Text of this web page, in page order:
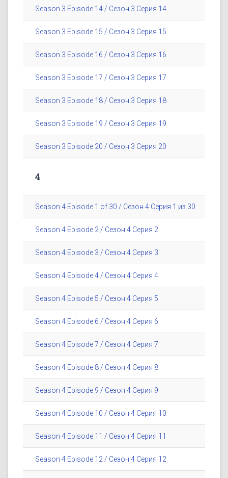
Season 3 Episode 14 / Сезон 3 Серия 14
Season 3 Episode 15 / Сезон 3 Серия 15
Season 3 Episode 16 / Сезон 3 Серия 16
Season 3 Episode 17 / Сезон 3 Серия 17
Season 3 Episode 18 / Сезон 3 Серия 18
Season 3 Episode 19 / Сезон 3 Серия 19
Season 3 Episode 20 / Сезон 3 Серия 20
4
Season 4 Episode 1 of 30 / Сезон 4 Серия 1 из 30
Season 4 Episode 2 / Сезон 4 Серия 2
Season 4 Episode 3 / Сезон 4 Серия 3
Season 4 Episode 4 / Сезон 4 Серия 4
Season 4 Episode 5 / Сезон 4 Серия 5
Season 4 Episode 6 / Сезон 4 Серия 6
Season 4 Episode 7 / Сезон 4 Серия 7
Season 4 Episode 8 / Сезон 4 Серия 8
Season 4 Episode 9 / Сезон 4 Серия 9
Season 4 Episode 10 / Сезон 4 Серия 10
Season 4 Episode 11 / Сезон 4 Серия 11
Season 4 Episode 12 / Сезон 4 Серия 12